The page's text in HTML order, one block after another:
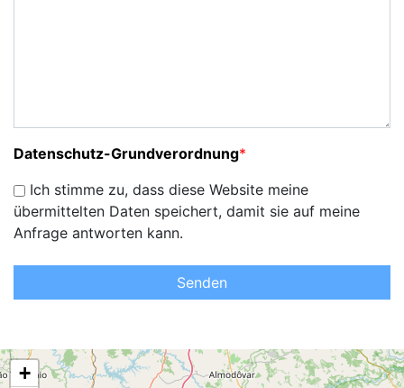
Datenschutz-Grundverordnung*
Ich stimme zu, dass diese Website meine
übermittelten Daten speichert, damit sie auf meine
Anfrage antworten kann.
Senden
+